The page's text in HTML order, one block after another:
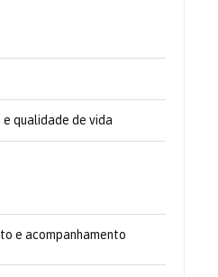
qualidade de vida
e acompanhamento